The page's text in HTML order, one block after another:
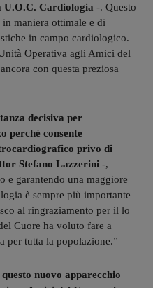
U.O.C. Cardiologia -. Questo
maniera ottimale e di
in campo cardiologico.
Operativa agli Amici del
con questa preziosa
decisiva per
perché consente
privo di
Stefano Lazzerini -,
e garantendo una maggiore
è sempre più importante
al ringraziamento per il lo
Cuore ha voluto fare a
per tutta la popolazione.”
nuovo apparecchio